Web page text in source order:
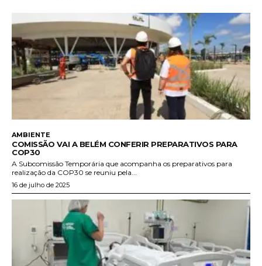
AMBIENTE
COMISSÃO VAI A BELÉM CONFERIR PREPARATIVOS PARA
COP30
A Subcomissão Temporária que acompanha os preparativos para
realização da COP30 se reuniu pela...
16 de julho de 2025